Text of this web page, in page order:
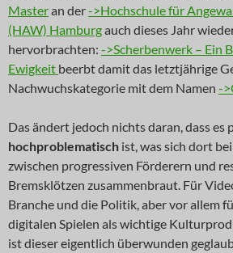
Masteran der->Hochschule für
(HAW) Hamburgauch dieses Jahr
hervorbrachten: ->Scherbenwerk – Ein
Ewigkeit beerbt damit das letztjährige
Nachwuchskategorie mit dem Namen -
Das ändert jedoch nichts daran, dass es
hochproblematisch ist, was sich dort
zwischen progressiven Förderern und
Bremsklötzen zusammenbraut. Für
Branche und die Politik, aber vor allem
digitalen Spielen als wichtige
ist dieser eigentlich überwunden